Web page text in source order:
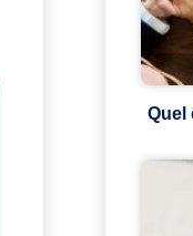
Quel